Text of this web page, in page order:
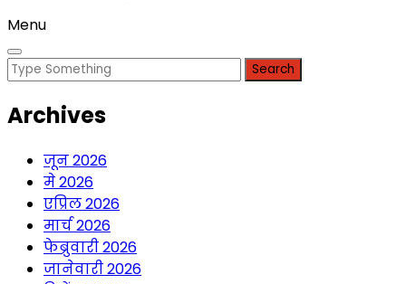
Menu
Search
Archives
जून 2026
मे 2026
एप्रिल 2026
मार्च 2026
फेब्रुवारी 2026
जानेवारी 2026